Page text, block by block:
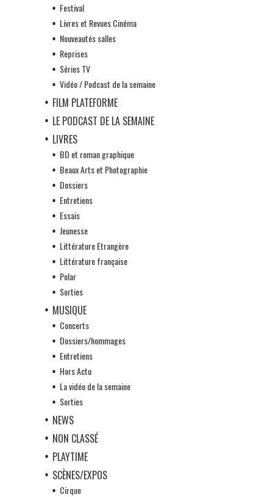
Festival
Livres et Revues Cinéma
Nouveautés salles
Reprises
Séries TV
Vidéo / Podcast de la semaine
FILM PLATEFORME
LE PODCAST DE LA SEMAINE
LIVRES
BD et roman graphique
Beaux Arts et Photographie
Dossiers
Entretiens
Essais
Jeunesse
Littérature Etrangère
Littérature française
Polar
Sorties
MUSIQUE
Concerts
Dossiers/hommages
Entretiens
Hors Actu
La vidéo de la semaine
Sorties
NEWS
NON CLASSÉ
PLAYTIME
SCÈNES/EXPOS
Cirque